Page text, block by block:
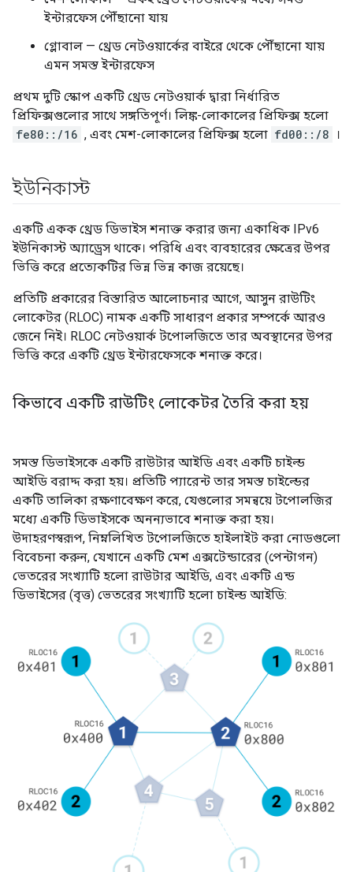
ইন্টারফেস পৌঁছানো যায়
গ্লোবাল — থ্রেড নেটওয়ার্কের বাইরে থেকে পৌঁছানো যায়
এমন সমস্ত ইন্টারফেস
প্রথম দুটি স্কোপ একটি থ্রেড নেটওয়ার্ক দ্বারা নির্ধারিত
প্রিফিক্সগুলোর সাথে সঙ্গতিপূর্ণ। লিঙ্ক-লোকালের প্রিফিক্স হলো
fe80::/16 , এবং মেশ-লোকালের প্রিফিক্স হলো fd00::/8 ।
ইউনিকাস্ট
একটি একক থ্রেড ডিভাইস শনাক্ত করার জন্য একাধিক IPv6
ইউনিকাস্ট অ্যাড্রেস থাকে। পরিধি এবং ব্যবহারের ক্ষেত্রের উপর
ভিত্তি করে প্রত্যেকটির ভিন্ন ভিন্ন কাজ রয়েছে।
প্রতিটি প্রকারের বিস্তারিত আলোচনার আগে, আসুন রাউটিং
লোকেটর (RLOC) নামক একটি সাধারণ প্রকার সম্পর্কে আরও
জেনে নিই। RLOC নেটওয়ার্ক টপোলজিতে তার অবস্থানের উপর
ভিত্তি করে একটি থ্রেড ইন্টারফেসকে শনাক্ত করে।
কিভাবে একটি রাউটিং লোকেটর তৈরি করা হয়
সমস্ত ডিভাইসকে একটি রাউটার আইডি এবং একটি চাইল্ড
আইডি বরাদ্দ করা হয়। প্রতিটি প্যারেন্ট তার সমস্ত চাইল্ডের
একটি তালিকা রক্ষণাবেক্ষণ করে, যেগুলোর সমন্বয়ে টপোলজির
মধ্যে একটি ডিভাইসকে অনন্যভাবে শনাক্ত করা হয়।
উদাহরণস্বরূপ, নিম্নলিখিত টপোলজিতে হাইলাইট করা নোডগুলো
বিবেচনা করুন, যেখানে একটি মেশ এক্সটেন্ডারের (পেন্টাগন)
ভেতরের সংখ্যাটি হলো রাউটার আইডি, এবং একটি এন্ড
ডিভাইসের (বৃত্ত) ভেতরের সংখ্যাটি হলো চাইল্ড আইডি: